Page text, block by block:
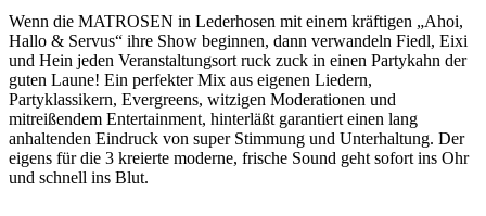
Wenn die MATROSEN in Lederhosen mit einem kräftigen „Ahoi,
Hallo & Servus“ ihre Show beginnen, dann verwandeln Fiedl, Eixi
und Hein jeden Veranstaltungsort ruck zuck in einen Partykahn der
guten Laune! Ein perfekter Mix aus eigenen Liedern,
Partyklassikern, Evergreens, witzigen Moderationen und
mitreißendem Entertainment, hinterläßt garantiert einen lang
anhaltenden Eindruck von super Stimmung und Unterhaltung. Der
eigens für die 3 kreierte moderne, frische Sound geht sofort ins Ohr
und schnell ins Blut.